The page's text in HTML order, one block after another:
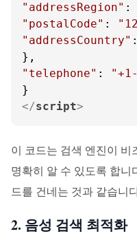
"addressRegion" :
"postalCode" :
"addressCountry"
"telephone" :
</script>
이 코드는 검색 엔진이 비
명확히 알 수 있도록 합
드를 건네는 것과 같습니
2. 음성 검색 최적화